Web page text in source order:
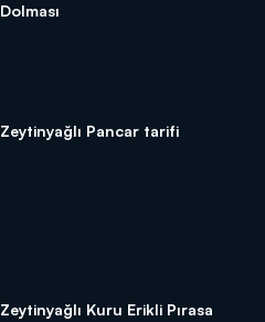
Dolması
Zeytinyağlı Pancar tarifi
Zeytinyağlı Kuru Erikli Pırasa